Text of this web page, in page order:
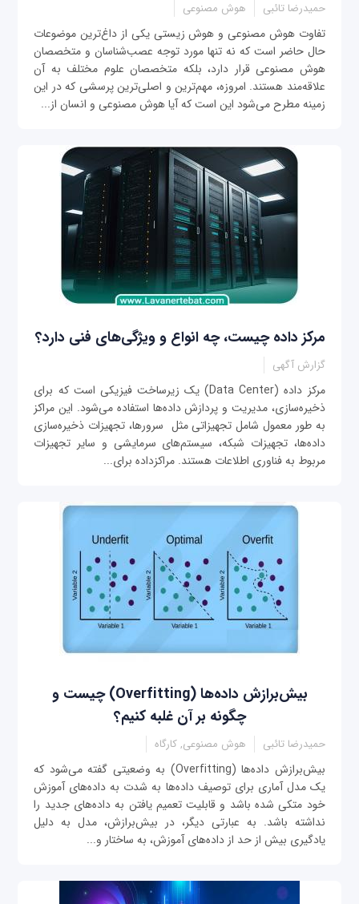
حمیدرضا تائبی هوش مصنوعی
تفاوت هوش مصنوعی و هوش زیستی یکی از داغ‌ترین موضوعات
حال حاضر است که نه تنها مورد توجه عصب‌شناسان و متخصصان
هوش مصنوعی قرار دارد، بلکه متخصصان علوم مختلف به آن
علاقه‌مند هستند. امروزه، مهم‌ترین و اصلی‌ترین پرسشی که در این
زمینه مطرح می‌شود این است که آیا هوش مصنوعی و انسان از...
مرکز داده چیست، چه انواع و ویژگی‌های فنی دارد؟
گزارش آگهی
مرکز داده (Data Center) یک زیرساخت فیزیکی است که برای
ذخیره‌سازی، مدیریت و پردازش داده‌ها استفاده می‌شود. این مراکز
به طور معمول شامل تجهیزاتی مثل سرورها، تجهیزات ذخیره‌سازی
داده‌ها، تجهیزات شبکه، سیستم‌های سرمایشی و سایر تجهیزات
مربوط به فناوری اطلاعات هستند. مراکزداده برای...
بیش‌برازش داده‌ها (Overfitting) چیست و
چگونه بر آن غلبه کنیم؟
حمیدرضا تائبی هوش مصنوعی, کارگاه
بیش‌برازش داده‌ها (Overfitting) به وضعیتی گفته می‌شود که
یک مدل آماری برای توصیف داده‌ها به شدت به داده‌های آموزش
خود متکی شده باشد و قابلیت تعمیم یافتن به داده‌های جدید را
نداشته باشد. به عبارتی دیگر، در بیش‌برازش، مدل به دلیل
یادگیری بیش از حد از داده‌های آموزش، به ساختار و...